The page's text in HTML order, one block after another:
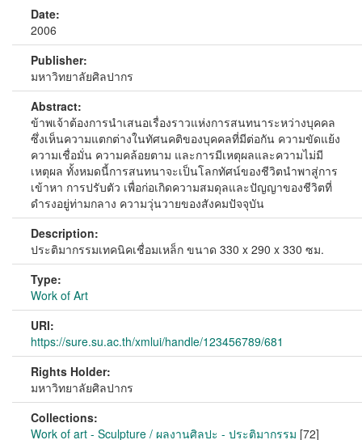
Date:
2006
Publisher:
มหาวิทยาลัยศิลปากร
Abstract:
ข้าพเจ้าต้องการนำเสนอเรื่องราวแห่งการสนทนาระหว่างบุคคล
ซึ่งเห็นความแตกต่างในทัศนคติของบุคคลที่มีต่อกัน ความขัดแย้ง
ความเชื่อมั่น ความคล้อยตาม และการมีเหตุผลและความไม่มี
เหตุผล ทั้งหมดนี้การสนทนาจะเป็นโลกทัศน์ของชีวิตนำพาสู่การ
เข้าหา การปรับตัว เพื่อก่อเกิดความสมดุลและปัญญาของชีวิตที่
ดำรงอยู่ท่ามกลาง ความวุ่นวายของสังคมปัจจุบัน
Description:
ประติมากรรมเทคนิคเชื่อมเหล็ก ขนาด 330 x 290 x 330 ซม.
Type:
Work of Art
URI:
https://sure.su.ac.th/xmlui/handle/123456789/681
Rights Holder:
มหาวิทยาลัยศิลปากร
Collections:
Work of art - Sculpture / ผลงานศิลปะ - ประติมากรรม [72]